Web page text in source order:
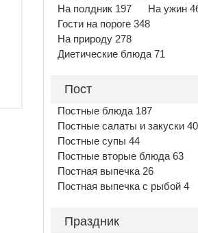
На полдник 197
На ужин
Гости на пороге 348
На природу 278
Диетические блюда 71
Пост
Постные блюда 187
Постные салаты и закуски 40
Постные супы 44
Постные вторые блюда 63
Постная выпечка 26
Постная выпечка с рыбой 4
Праздник